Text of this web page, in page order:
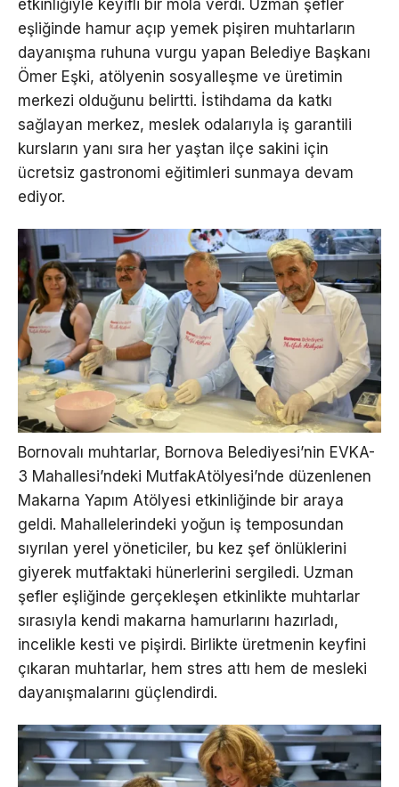
etkinliğiyle keyifli bir mola verdi. Uzman şefler
eşliğinde hamur açıp yemek pişiren muhtarların
dayanışma ruhuna vurgu yapan Belediye Başkanı
Ömer Eşki, atölyenin sosyalleşme ve üretimin
merkezi olduğunu belirtti. İstihdama da katkı
sağlayan merkez, meslek odalarıyla iş garantili
kursların yanı sıra her yaştan ilçe sakini için
ücretsiz gastronomi eğitimleri sunmaya devam
ediyor.
Bornovalı muhtarlar, Bornova Belediyesi’nin EVKA-
3 Mahallesi’ndeki MutfakAtölyesi’nde düzenlenen
Makarna Yapım Atölyesi etkinliğinde bir araya
geldi. Mahallelerindeki yoğun iş temposundan
sıyrılan yerel yöneticiler, bu kez şef önlüklerini
giyerek mutfaktaki hünerlerini sergiledi. Uzman
şefler eşliğinde gerçekleşen etkinlikte muhtarlar
sırasıyla kendi makarna hamurlarını hazırladı,
incelikle kesti ve pişirdi. Birlikte üretmenin keyfini
çıkaran muhtarlar, hem stres attı hem de mesleki
dayanışmalarını güçlendirdi.